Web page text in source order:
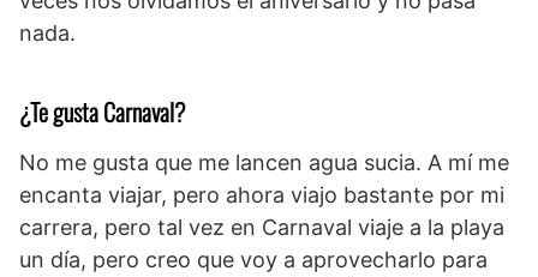
nada.
¿Te gusta Carnaval?
No me gusta que me lancen agua sucia. A mí me
encanta viajar, pero ahora viajo bastante por mi
carrera, pero tal vez en Carnaval viaje a la playa
un día, pero creo que voy a aprovecharlo para